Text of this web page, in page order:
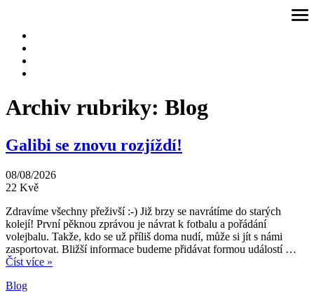
obsah
Archiv rubriky: Blog
Galibi se znovu rozjíždí!
08/08/2026
22 Kvě
Zdravíme všechny přeživší :-) Již brzy se navrátíme do starých
kolejí! První pěknou zprávou je návrat k fotbalu a pořádání
volejbalu. Takže, kdo se už příliš doma nudí, může si jít s námi
zasportovat. Bližší informace budeme přidávat formou událostí …
Číst více »
Blog